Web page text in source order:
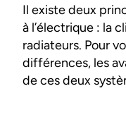
Il existe deux
à l’électrique : la
radiateurs. Pour
différences, les
de ces deux